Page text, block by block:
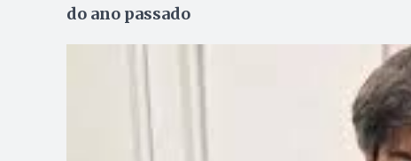
do ano passado